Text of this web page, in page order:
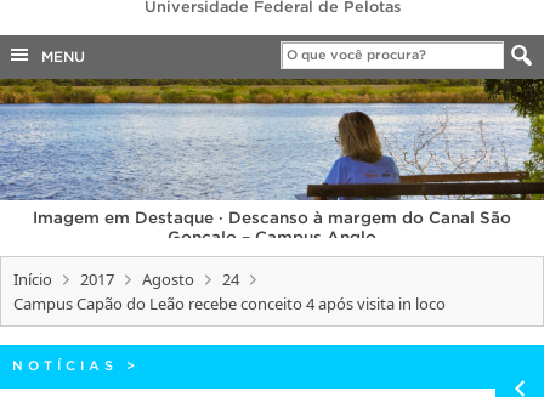
Legislação
Canais
COBALTO
CONCURSOS
EDITAIS
INTERNACIONAL
OUVIDORIA
PORTARIAS
TELEFONES
Universidade Federal de Pelotas
MENU
Imagem em Destaque · Descanso à margem do Canal São
Gonçalo – Campus Anglo
Início 2017 Agosto
24
Campus Capão do Leão recebe conceito 4 após visita in loco
NOTÍCIAS >